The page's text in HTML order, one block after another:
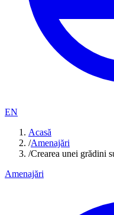
EN
Acasă
/Amenajări
/Crearea unei grădini
Amenajări